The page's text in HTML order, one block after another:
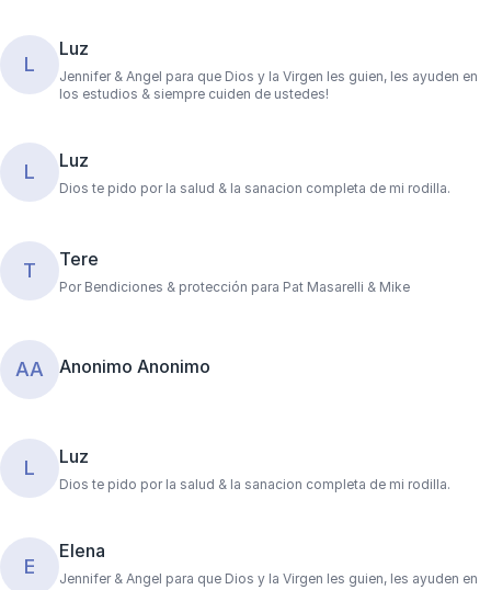
L
Luz
Jennifer & Angel para que Dios y la Virgen les guien, les ayuden en
los estudios & siempre cuiden de ustedes!
L Luz
Dios te pido por la salud & la sanacion completa de mi rodilla.
T Tere
Por Bendiciones & protección para Pat Masarelli & Mike
AA Anonimo Anonimo
L Luz
Dios te pido por la salud & la sanacion completa de mi rodilla.
E
Elena
Jennifer & Angel para que Dios y la Virgen les guien, les ayuden en